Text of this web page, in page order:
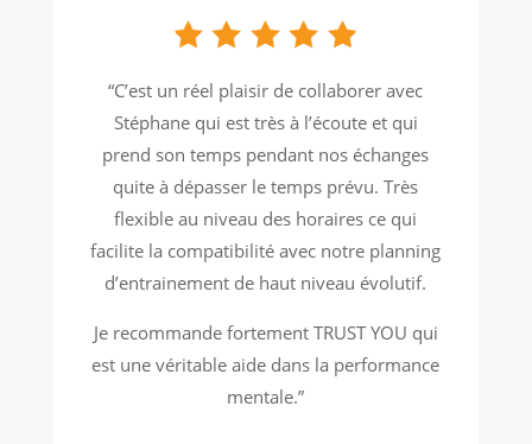
“C’est un réel plaisir de collaborer avec
Stéphane qui est très à l’écoute et qui
prend son temps pendant nos échanges
quite à dépasser le temps prévu. Très
flexible au niveau des horaires ce qui
facilite la compatibilité avec notre planning
d’entrainement de haut niveau évolutif.
Je recommande fortement TRUST YOU qui
est une véritable aide dans la performance
mentale.”